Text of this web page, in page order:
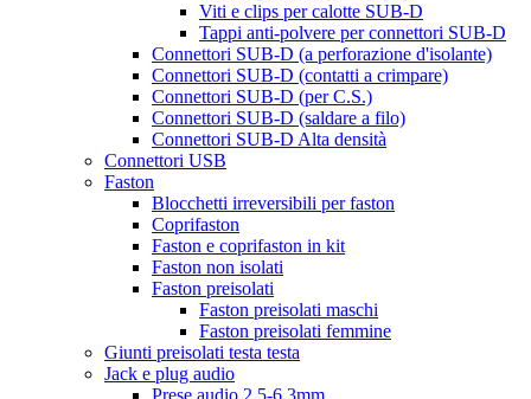
Viti e clips per calotte SUB-D
Tappi anti-polvere per connettori SUB-D
Connettori SUB-D (a perforazione d'isolante)
Connettori SUB-D (contatti a crimpare)
Connettori SUB-D (per C.S.)
Connettori SUB-D (saldare a filo)
Connettori SUB-D Alta densità
Connettori USB
Faston
Blocchetti irreversibili per faston
Coprifaston
Faston e coprifaston in kit
Faston non isolati
Faston preisolati
Faston preisolati maschi
Faston preisolati femmine
Giunti preisolati testa testa
Jack e plug audio
Prese audio 2,5-6,3mm